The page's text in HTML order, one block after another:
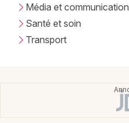
Média et communication
Santé et soin
Transport